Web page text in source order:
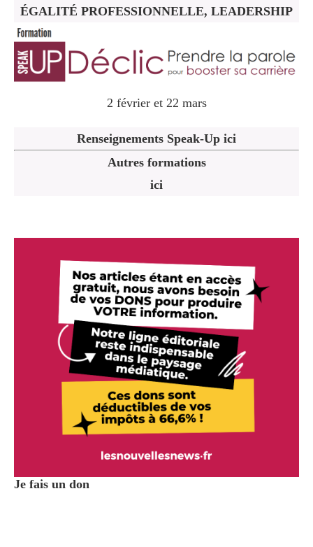
ÉGALITÉ PROFESSIONNELLE, LEADERSHIP
2 février et 22 mars
Renseignements Speak-Up ici
Autres formations
ici
Je fais un don